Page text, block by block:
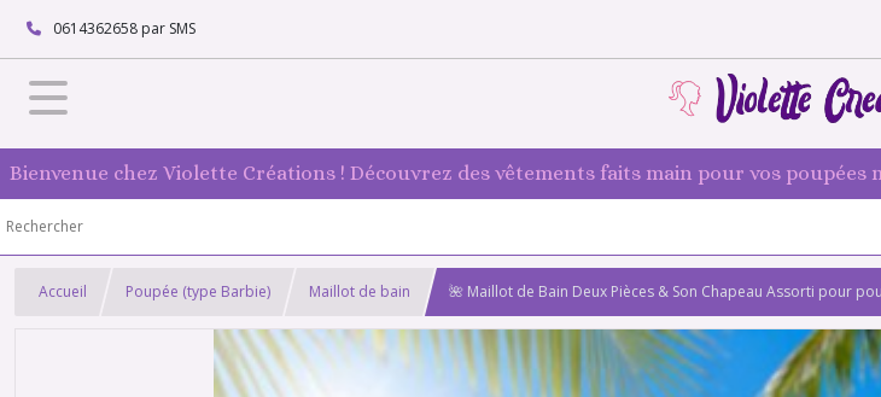
0614362658 par SMS
Bienvenue chez Violette Créations ! Découvrez des vêtements faits main pour vos
Accueil Poupée (type Barbie) Maillot de bain 🌺 Maillot de Bain Deux Pièces & Son Chapeau Assorti pour